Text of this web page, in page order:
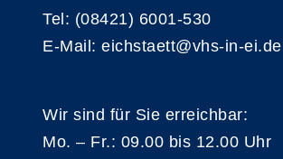
Tel: (08421) 6001-530
E-Mail: eichstaett@vhs-in-ei.de
Wir sind für Sie erreichbar:
Mo. – Fr.: 09.00 bis 12.00 Uhr